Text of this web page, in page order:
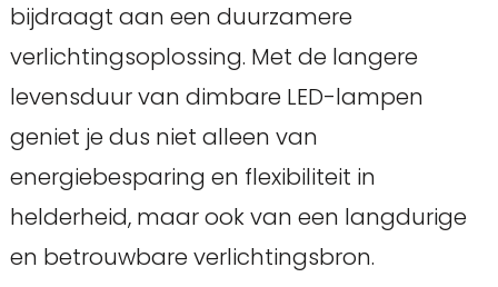
bijdraagt aan een duurzamere
verlichtingsoplossing. Met de langere
levensduur van dimbare LED-lampen
geniet je dus niet alleen van
energiebesparing en flexibiliteit in
helderheid, maar ook van een langdurige
en betrouwbare verlichtingsbron.